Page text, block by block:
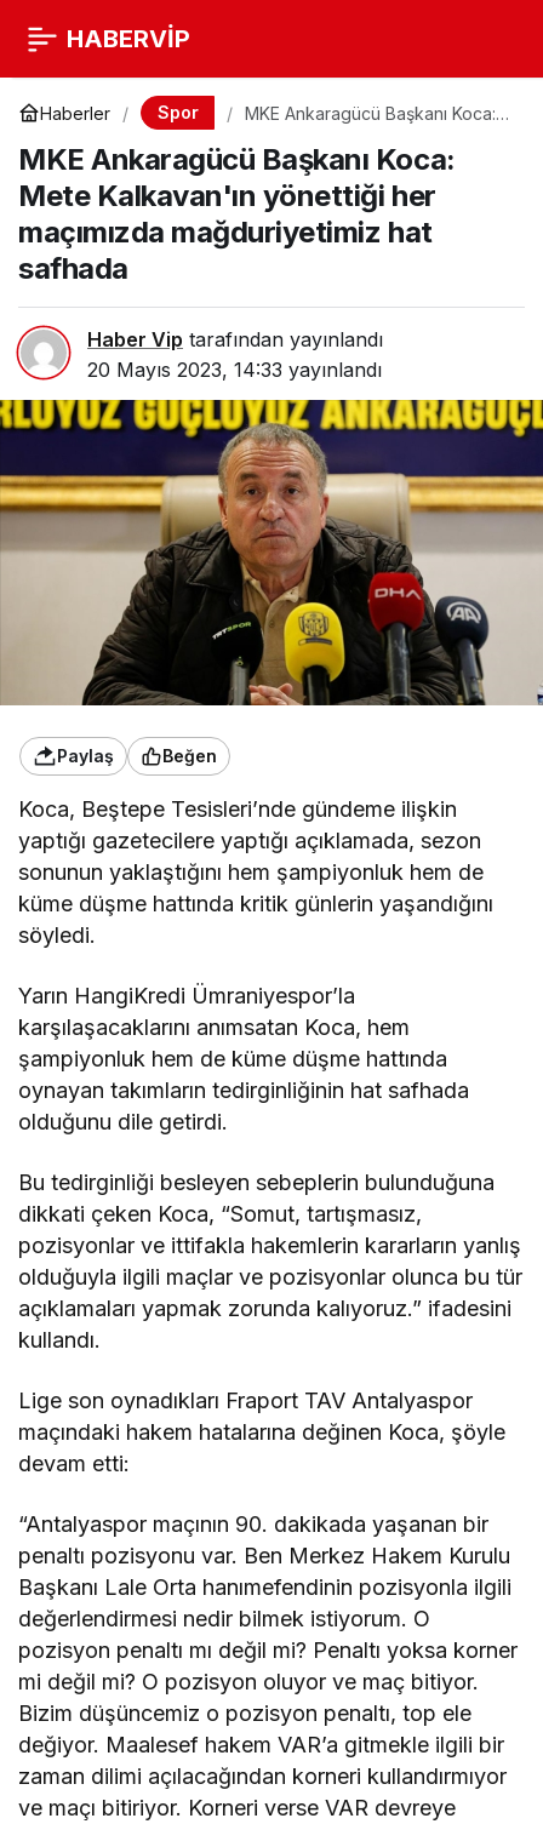
HABERVİP
Haberler Spor
MKE Ankaragücü Başkanı Koca:
maçımızda mağduriyetimiz hat
safhada
MKE Ankaragücü Başkanı Koca:
Mete Kalkavan'ın yönettiği her
maçımızda mağduriyetimiz hat
safhada
Haber Vip tarafından yayınlandı
20 Mayıs 2023, 14:33 yayınlandı
Paylaş Beğen
Koca, Beştepe Tesisleri’nde gündeme ilişkin
yaptığı gazetecilere yaptığı açıklamada, sezon
sonunun yaklaştığını hem şampiyonluk hem de
küme düşme hattında kritik günlerin yaşandığını
söyledi.
Yarın HangiKredi Ümraniyespor’la
karşılaşacaklarını anımsatan Koca, hem
şampiyonluk hem de küme düşme hattında
oynayan takımların tedirginliğinin hat safhada
olduğunu dile getirdi.
Bu tedirginliği besleyen sebeplerin bulunduğuna
dikkati çeken Koca, “Somut, tartışmasız,
pozisyonlar ve ittifakla hakemlerin kararların yanlış
olduğuyla ilgili maçlar ve pozisyonlar olunca bu tür
açıklamaları yapmak zorunda kalıyoruz.” ifadesini
kullandı.
Lige son oynadıkları Fraport TAV Antalyaspor
maçındaki hakem hatalarına değinen Koca, şöyle
devam etti:
“Antalyaspor maçının 90. dakikada yaşanan bir
penaltı pozisyonu var. Ben Merkez Hakem Kurulu
Başkanı Lale Orta hanımefendinin pozisyonla ilgili
değerlendirmesi nedir bilmek istiyorum. O
pozisyon penaltı mı değil mi? Penaltı yoksa korner
mi değil mi? O pozisyon oluyor ve maç bitiyor.
Bizim düşüncemiz o pozisyon penaltı, top ele
değiyor. Maalesef hakem VAR’a gitmekle ilgili bir
zaman dilimi açılacağından korneri kullandırmıyor
ve maçı bitiriyor. Korneri verse VAR devreye